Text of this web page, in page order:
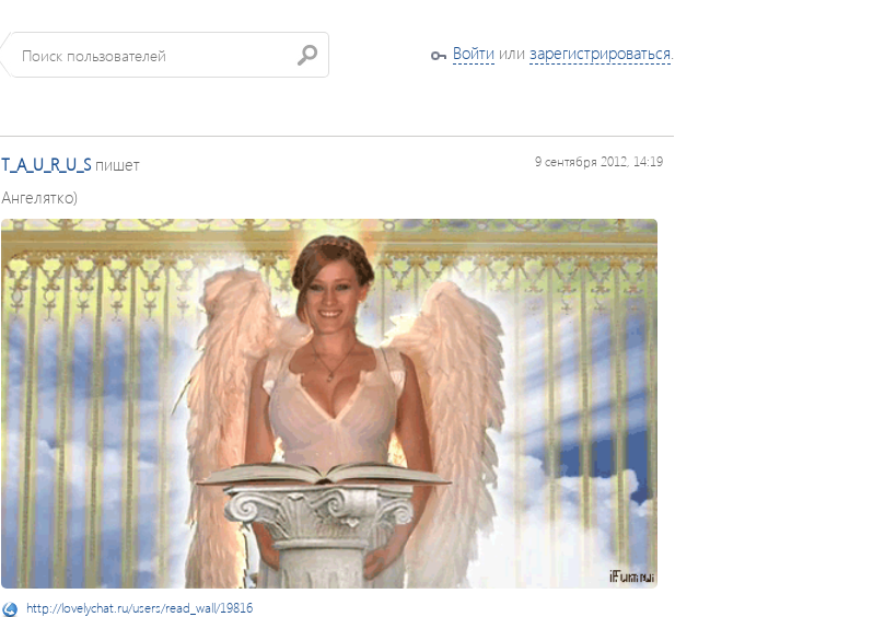
Войти или зарегистрироваться.
T_A_U_R_U_S пишет 9 сентября 2012, 14:19
Ангелятко)
http://lovelychat.ru/users/read_wall/19816